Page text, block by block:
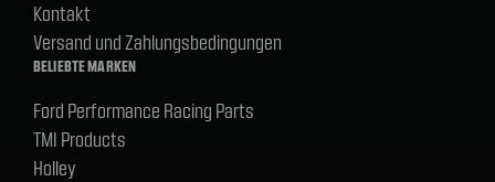
Kontakt
Versand und Zahlungsbedingungen
BELIEBTE MARKEN
Ford Performance Racing Parts
TMI Products
Holley